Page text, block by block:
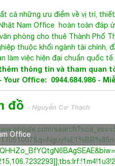
cả những ưu điểm về vị trí,
Nhật Nam Office hoàn toàn đáp
phòng cho thuê Thành Phố
thuộc khối ngành tài chính,
làm việc hiện đại chuẩn quốc tế.
thông tin và tham quan
Your Office: 0944.684.986 -
đồ - Nguyễn Cơ Thạch
Office